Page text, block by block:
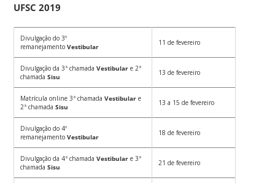
UFSC 2019
Divulgação do 3º
remanejamentoVestibular 11 de fevereiro
Divulgação da 3ª chamadaVestibular e 2ª
chamadaSisu 13 de fevereiro
Matrícula online 3ª chamadaVestibular e
2ª chamadaSisu 13 a 15 de fevereiro
Divulgação do 4º
remanejamentoVestibular 18 de fevereiro
Divulgação da 4ª chamadaVestibular e 3ª
chamada Sisu 21 de fevereiro